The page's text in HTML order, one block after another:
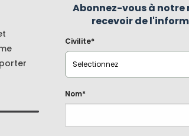
Abonnez-vous à notre
recevoir de
Civilite*
Nom*